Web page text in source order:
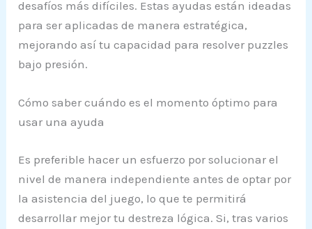
desafíos más difíciles. Estas ayudas están ideadas
para ser aplicadas de manera estratégica,
mejorando así tu capacidad para resolver puzzles
bajo presión.
Cómo saber cuándo es el momento óptimo para
usar una ayuda
Es preferible hacer un esfuerzo por solucionar el
nivel de manera independiente antes de optar por
la asistencia del juego, lo que te permitirá
desarrollar mejor tu destreza lógica. Si, tras varios